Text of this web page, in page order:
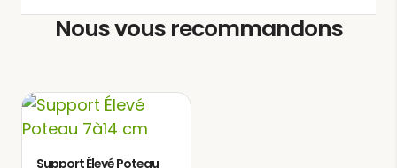
La pergola bois LIMOGESoffre la
distinctive et exclusive à votre jardin,
créant un espace dédié pour vivre et
profiter. Vous pourrez y partager des
repas chaleureux avec la famille et les
Nous vous recommandons
Support Élevé Poteau